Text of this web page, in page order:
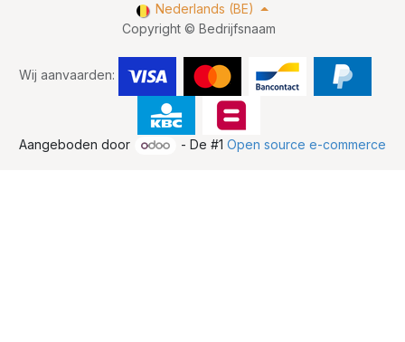
Copyright © Bedrijfsnaam
Wij aanvaarden:
Nederlands (BE)
Aangeboden door - De #1Open source e-commerce